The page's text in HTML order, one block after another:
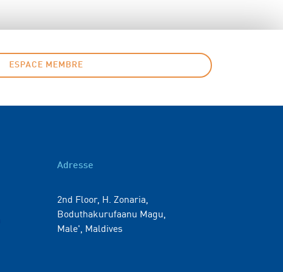
ESPACE MEMBRE
Adresse
2nd Floor, H. Zonaria,
Boduthakurufaanu Magu,
Male', Maldives